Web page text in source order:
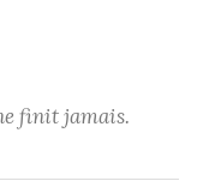
finit jamais.